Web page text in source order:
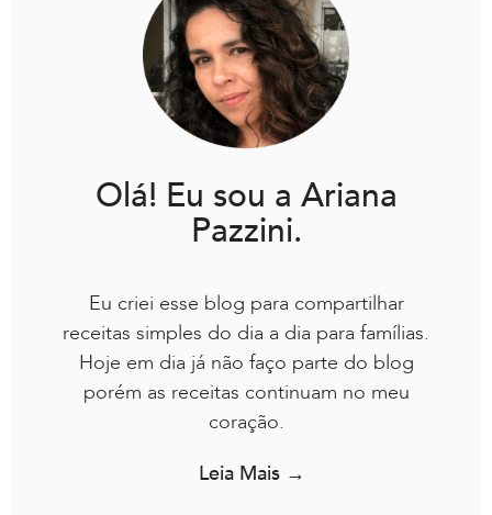
Olá! Eu sou a Ariana
Pazzini.
Eu criei esse blog para compartilhar
receitas simples do dia a dia para famílias.
Hoje em dia já não faço parte do blog
porém as receitas continuam no meu
coração.
Leia Mais →